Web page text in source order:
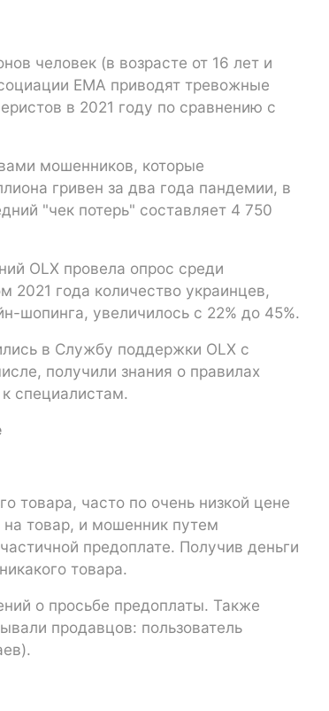
человек (в возрасте от 16 лет и
ЕМА приводят тревожные
в 2021 году по сравнению с
мошенников, которые
гривен за два года пандемии, в
"чек потерь" составляет 4 750
OLX провела опрос среди
2021 года количество украинцев,
шопинга, увеличилось с 22% до 45%.
в Службу поддержки OLX с
получили знания о правилах
специалистам.
товара, часто по очень низкой цене
на товар, и мошенник путем
предоплате. Получив деньги
товара.
о просьбе предоплаты. Также
продавцов: пользователь